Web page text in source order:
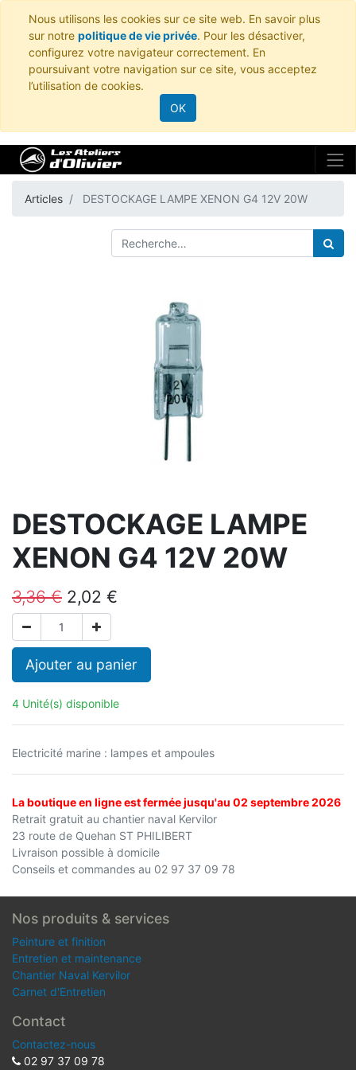
Nous utilisons les cookies sur ce site web. En savoir plus
sur notre politique de vie privée. Pour les désactiver,
configurez votre navigateur correctement. En
poursuivant votre navigation sur ce site, vous acceptez
l’utilisation de cookies.
OK
Articles DESTOCKAGE LAMPE XENON G4 12V 20W
DESTOCKAGE LAMPE
XENON G4 12V 20W
3,36€ 2,02 €
Ajouter au panier
4 Unité(s) disponible
Electricité marine : lampes et ampoules
La boutique en ligne est fermée jusqu'au 02 septembre 2026
Retrait gratuit au chantier naval Kervilor
23 route de Quehan ST PHILIBERT
Livraison possible à domicile
Conseils et commandes au 02 97 37 09 78
Nos produits & services
Peinture et finition
Entretien et maintenance
Chantier Naval Kervilor
Carnet d'Entretien
Contact
Contactez-nous
02 97 37 09 78